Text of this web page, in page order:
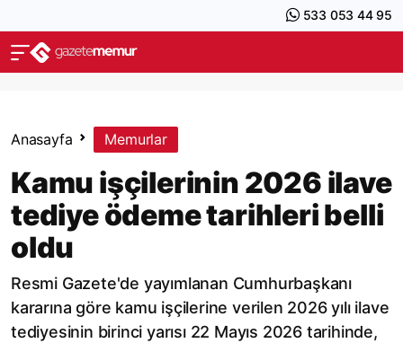
533 053 44 95
Anasayfa Memurlar
Kamu işçilerinin 2026 ilave
tediye ödeme tarihleri belli
oldu
Resmi Gazete'de yayımlanan Cumhurbaşkanı
kararına göre kamu işçilerine verilen 2026 yılı ilave
tediyesinin birinci yarısı 22 Mayıs 2026 tarihinde,